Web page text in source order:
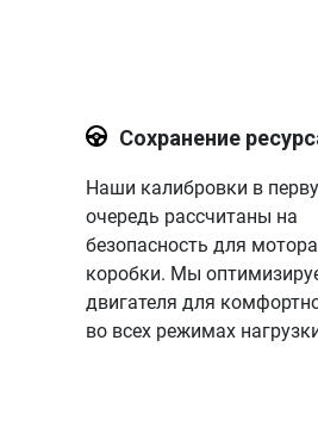
Сохранение
Наши калибровки в
очередь рассчитаны на
безопасность для
коробки. Мы
двигателя для
во всех режимах